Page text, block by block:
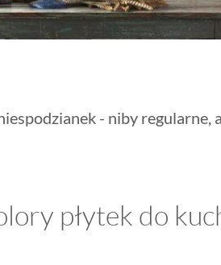
- niby regularne,
płytek do